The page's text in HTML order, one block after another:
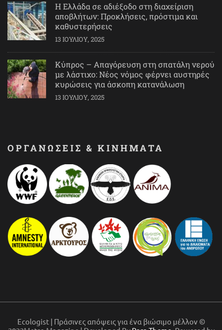
Η Ελλάδα σε αδιέξοδο στη διαχείριση
αποβλήτων: Προκλήσεις, πρόστιμα και
καθυστερήσεις
13 ΙΟΥΛΊΟΥ, 2025
Κύπρος – Απαγόρευση στη σπατάλη νερού
με λάστιχο: Νέος νόμος φέρνει αυστηρές
κυρώσεις για άσκοπη κατανάλωση
13 ΙΟΥΛΊΟΥ, 2025
ΟΡΓΑΝΩΣΕΙΣ & ΚΙΝΗΜΑΤΑ
Ecologist | Πράσινες απόψεις για ένα βιώσιμο μέλλον ©